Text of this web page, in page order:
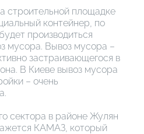
строительной площадке
контейнер, по
производиться
мусора. Вывоз мусора –
застраивающегося в
В Киеве вывоз мусора
– очень
сектора в районе Жулян
КАМАЗ, который